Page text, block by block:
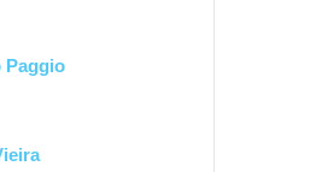
Paggio